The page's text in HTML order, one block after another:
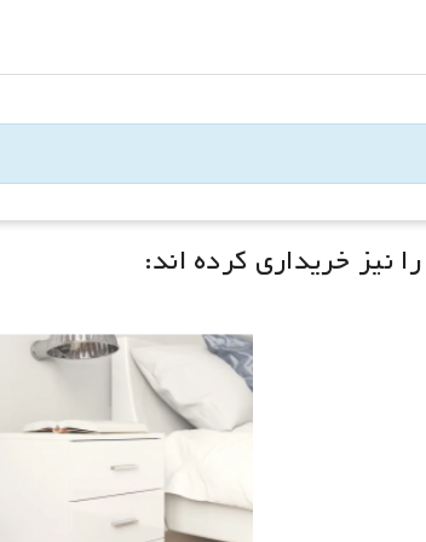
نیز خریداری کرده اند: